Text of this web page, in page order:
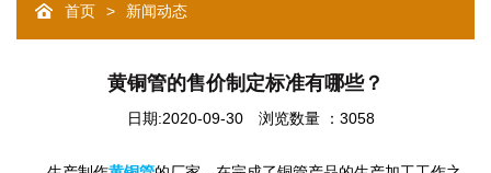
首页 > 新闻动态
黄铜管的售价制定标准有哪些？
日期:2020-09-30 浏览数量 ：3058